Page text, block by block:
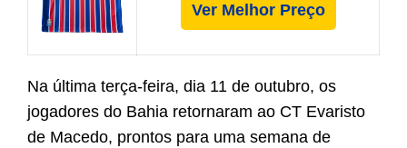
Ver Melhor Preço
Na última terça-feira, dia 11 de outubro, os
jogadores do Bahia retornaram ao CT Evaristo
de Macedo, prontos para uma semana de